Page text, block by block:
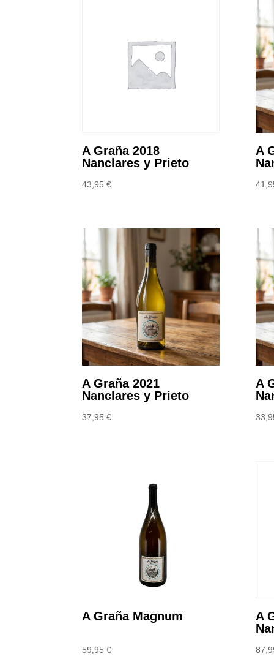
A Graña 2018
Nanclares y Prieto
43,95€
A
A Graña 2021
Nanclares y Prieto
37,95€
A
A Graña Magnum
59,95€
A